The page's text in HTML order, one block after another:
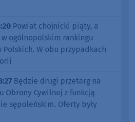
Powiat chojnicki piąty, a
ogólnopolskim rankingu
Polskich. W obu przypadkach
Będzie drugi przetarg na
Obrony Cywilnej z funkcją
sępoleńskim. Oferty były